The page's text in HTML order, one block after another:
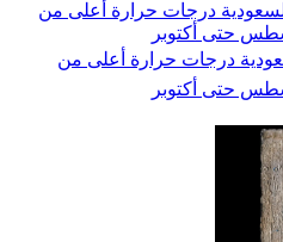
درجات حرارة أعلى من
حتى أكتوبر